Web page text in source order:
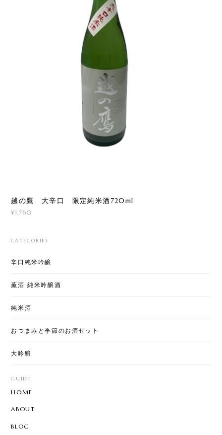
越の鷹 大辛口 限定純米酒720ml
¥1,760
CATEGORIES
辛口純米吟醸
薫酒 純米吟醸酒
純米酒
おつまみと季節のお酒セット
大吟醸
GUIDE
HOME
ABOUT
BLOG